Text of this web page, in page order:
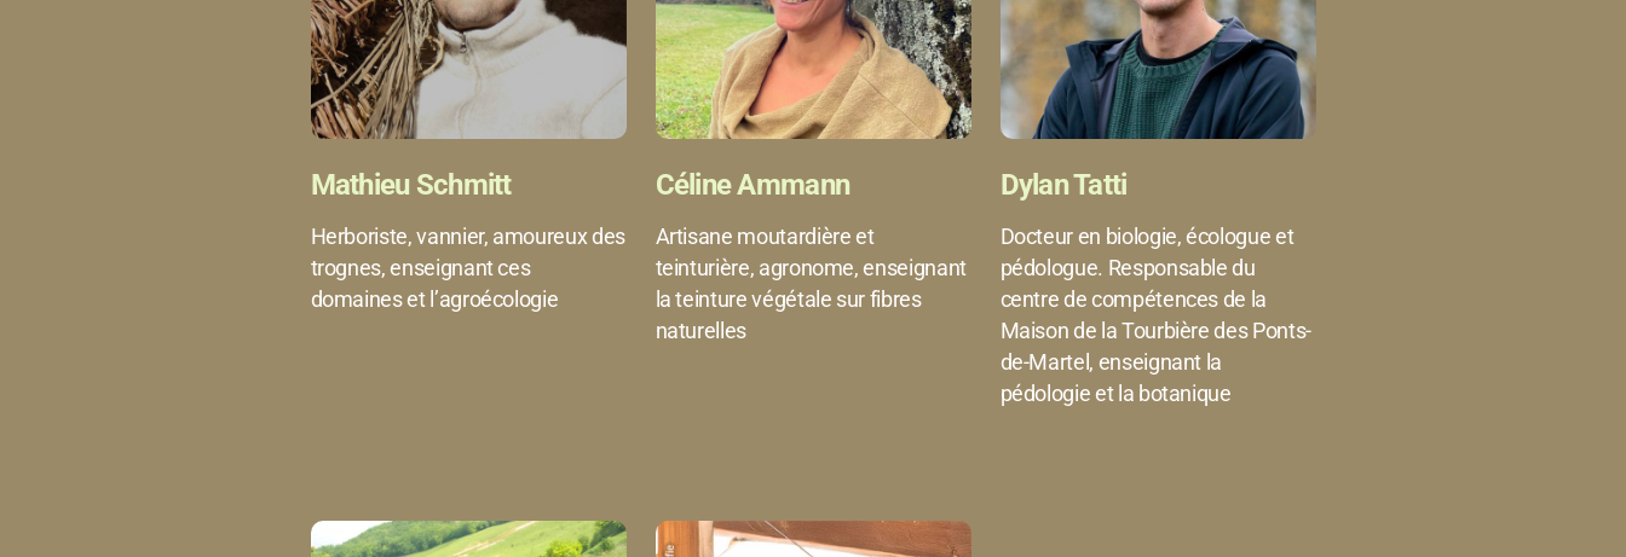
Mathieu Schmitt
Herboriste, vannier, amoureux des
trognes, enseignant ces
domaines et l’agroécologie
Céline Ammann
Artisane moutardière et
teinturière, agronome, enseignant
la teinture végétale sur fibres
naturelles
Dylan Tatti
Docteur en biologie, écologue et
pédologue. Responsable du
centre de compétences de la
Maison de la Tourbière des Ponts-
de-Martel, enseignant la
pédologie et la botanique